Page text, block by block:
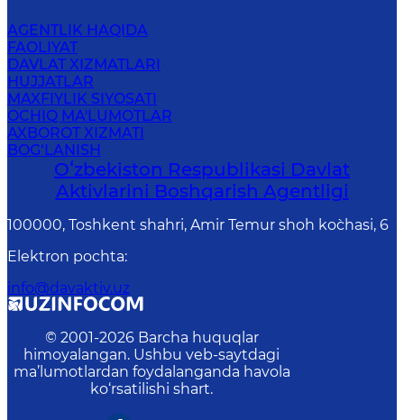
AGENTLIK HAQIDA
FAOLIYAT
DAVLAT XIZMATLARI
HUJJATLAR
MAXFIYLIK SIYOSATI
OCHIQ MA'LUMOTLAR
AXBOROT XIZMATI
BOG‘LANISH
Oʻzbekiston Respublikasi Davlat
Aktivlarini Boshqarish Agentligi
100000, Toshkent shahri, Amir Temur shoh ko`chasi, 6
Elektron pochta:
info@davaktiv.uz
© 2001-2026 Barcha huquqlar
himoyalangan. Ushbu veb-saytdagi
ma’lumotlardan foydalanganda havola
ko‘rsatilishi shart.